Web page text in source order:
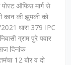
पोस्ट ऑफिस मार्ग से
कान की झुमकी को
धारा 379 IPC
ग्राम पुरे पवार
दिनांक
12 बोर व दो